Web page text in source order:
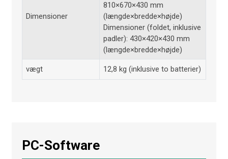
Dimensioner
810×670×430 mm
(længde×bredde×højde)
Dimensioner (foldet, inklusive
padler): 430×420×430 mm
(længde×bredde×højde)
vægt 12,8 kg (inklusive to batterier)
PC-Software